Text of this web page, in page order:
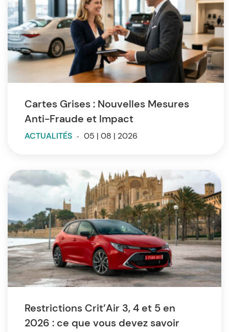
Cartes Grises : Nouvelles Mesures
Anti-Fraude et Impact
ACTUALITÉS - 05 | 08 | 2026
Restrictions Crit’Air 3, 4 et 5 en
2026 : ce que vous devez savoir